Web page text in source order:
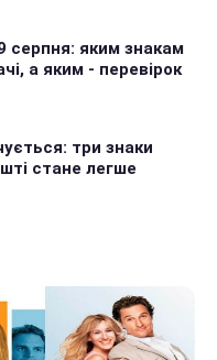
серпня: яким знакам
а яким - перевірок
три знаки
стане легше